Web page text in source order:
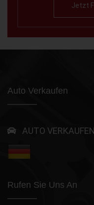
Jetzt
Auto Verkaufen
AUTO VERKAUFEN
Rufen Sie Uns An